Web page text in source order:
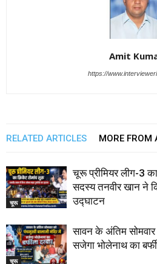
Amit
https://
RELATED ARTICLES MORE FROM
चूरू
चूरू प्रीमियर लीग-3
सदस्य तनवीर खान ने
उद्घाटन
चूरू
सावन के अंतिम
सजेगा भोलेनाथ का